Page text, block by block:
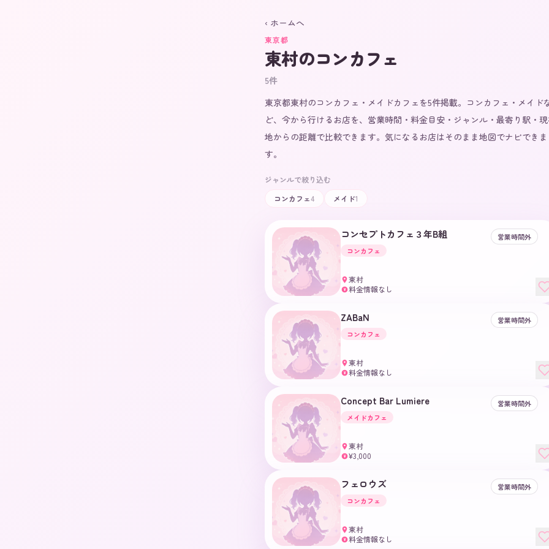
‹ ホームへ
東京都
東村のコンカフェ
5件
東京都東村のコンカフェ・メイドカフェを5件掲載。コンカフェ・メイド
ど、今から行けるお店を、営業時間・料金目安・ジャンル・最寄り駅・
地からの距離で比較できます。気になるお店はそのまま地図でナビできま
す。
ジャンルで絞り込む
コンカフェ4 メイド1
コンセプトカフェ３年B組
営業時間外
コンカフェ
東村
¥ 料金情報なし
ZABaN
営業時間外
コンカフェ
東村
¥ 料金情報なし
Concept Bar Lumiere
営業時間外
メイドカフェ
東村
¥ ¥3,000
フェロウズ
営業時間外
コンカフェ
東村
¥ 料金情報なし